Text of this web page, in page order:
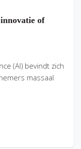
of
(AI) bevindt zich
massaal